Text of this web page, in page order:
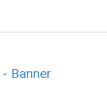
Banner